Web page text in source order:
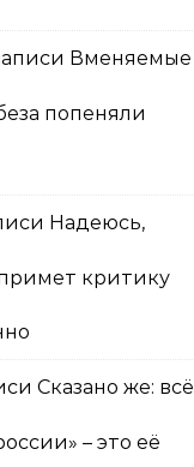
Вменяемые
попеняли
Надеюсь,
критику
Сказано же: всё
– это её